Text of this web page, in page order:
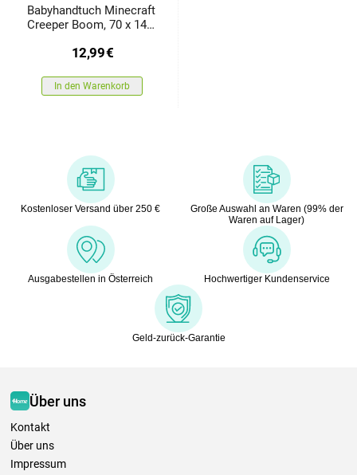
Babyhandtuch Minecraft
Creeper Boom, 70 x 140
12,99€
In den Warenkorb
Kostenloser Versand über 250 €
Große Auswahl an Waren (99% der
Waren auf Lager)
Ausgabestellen in Österreich Hochwertiger Kundenservice
Geld-zurück-Garantie
Über uns
Kontakt
Über uns
Impressum